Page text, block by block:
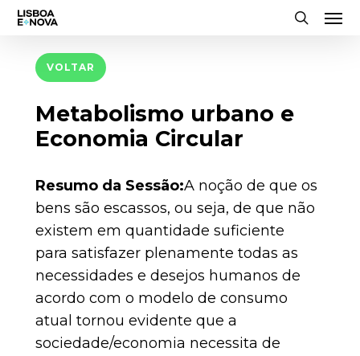
Skip
content
VOLTAR
Metabolismo urbano e
Economia Circular
Resumo da Sessão:A noção de que os
bens são escassos, ou seja, de que não
existem em quantidade suficiente
para satisfazer plenamente todas as
necessidades e desejos humanos de
acordo com o modelo de consumo
atual tornou evidente que a
sociedade/economia necessita de